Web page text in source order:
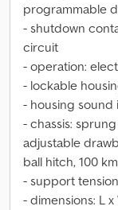
programmable
- shutdown
circuit
- operation:
- lockable
- housing sound
- chassis:
adjustable
ball hitch, 100
- support
- dimensions: L x